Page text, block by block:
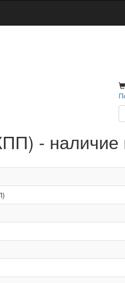
- наличие